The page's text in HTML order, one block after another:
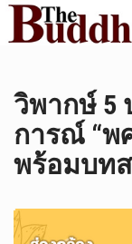
วิพากษ์ 5
การณ์ “พ
พร้อมบท